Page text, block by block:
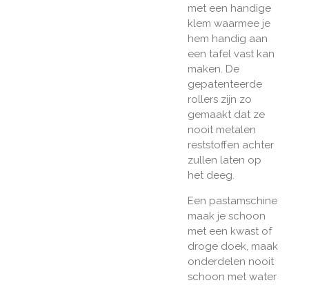
met een handige
klem waarmee je
hem handig aan
een tafel vast kan
maken. De
gepatenteerde
rollers zijn zo
gemaakt dat ze
nooit metalen
reststoffen achter
zullen laten op
het deeg.
Een pastamschine
maak je schoon
met een kwast of
droge doek, maak
onderdelen nooit
schoon met water